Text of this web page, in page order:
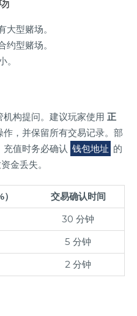
型赌场。
型赌场。
构提问。建议玩家使用 正
作，并保留所有交易记录。部
值时务必确认 钱包地址 的
金丢失。
交易确认时间
30 分钟
5 分钟
2 分钟